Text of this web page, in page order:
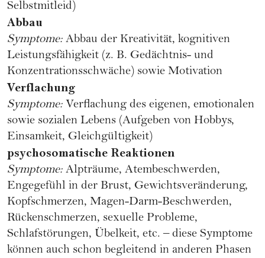
Selbstmitleid)
Abbau
Symptome: Abbau der Kreativität, kognitiven
Leistungsfähigkeit (z. B. Gedächtnis- und
Konzentrationsschwäche) sowie Motivation
Verflachung
Symptome: Verflachung des eigenen, emotionalen
sowie sozialen Lebens (Aufgeben von Hobbys,
Einsamkeit, Gleichgültigkeit)
psychosomatische Reaktionen
Symptome: Alpträume, Atembeschwerden,
Engegefühl in der Brust, Gewichtsveränderung,
Kopfschmerzen, Magen-Darm-Beschwerden,
Rückenschmerzen, sexuelle Probleme,
Schlafstörungen, Übelkeit, etc. – diese Symptome
können auch schon begleitend in anderen Phasen